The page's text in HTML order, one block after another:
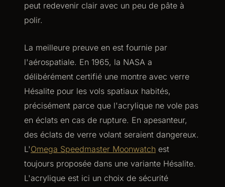
peut redevenir clair avec un peu de pâte à
polir.
La meilleure preuve en est fournie par
l'aérospatiale. En 1965, la NASA a
délibérément certifié une montre avec verre
Hésalite pour les vols spatiaux habités,
précisément parce que l'acrylique ne vole pas
en éclats en cas de rupture. En apesanteur,
des éclats de verre volant seraient dangereux.
L'Omega Speedmaster Moonwatch est
toujours proposée dans une variante Hésalite.
L'acrylique est ici un choix de sécurité